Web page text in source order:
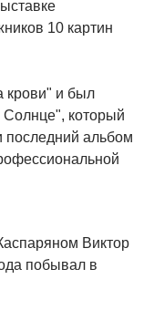
10 картин
крови" и был
который
последний альбом
Виктор
побывал в